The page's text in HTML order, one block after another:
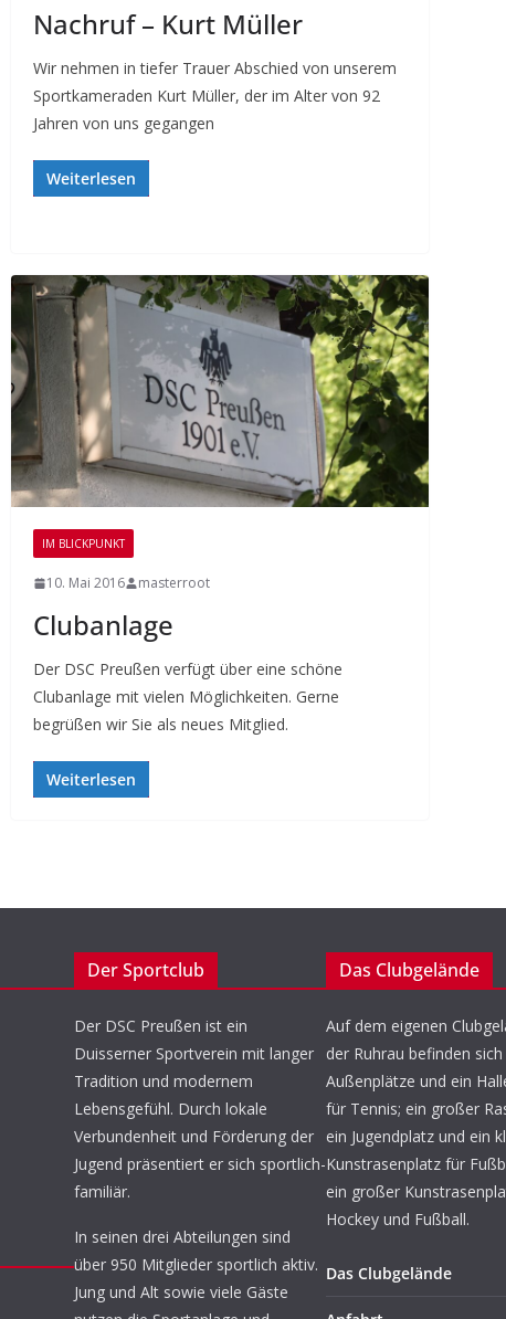
Nachruf – Kurt Müller
Wir nehmen in tiefer Trauer Abschied von unserem
Sportkameraden Kurt Müller, der im Alter von 92
Jahren von uns gegangen
Weiterlesen
IM BLICKPUNKT
10. Mai 2016 masterroot
Clubanlage
Der DSC Preußen verfügt über eine schöne
Clubanlage mit vielen Möglichkeiten. Gerne
begrüßen wir Sie als neues Mitglied.
Weiterlesen
Der Sportclub
Der DSC Preußen ist ein
Duisserner Sportverein mit langer
Tradition und modernem
Lebensgefühl. Durch lokale
Verbundenheit und Förderung der
Jugend präsentiert er sich sportlich-
familiär.
In seinen drei Abteilungen sind
über 950 Mitglieder sportlich aktiv.
Jung und Alt sowie viele Gäste
Das Clubgelände
Auf dem eigenen
der Ruhrau befinden sich
Außenplätze und ein
für Tennis; ein großer
ein Jugendplatz und ein
Kunstrasenplatz für
ein großer
Hockey und Fußball.
Das Clubgelände